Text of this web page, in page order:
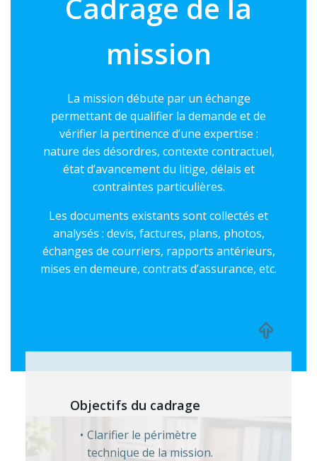
Cadrage de la
mission
La mission débute par un échange
permettant de qualifier la demande et de
vérifier la pertinence d’une expertise :
nature des désordres, contexte contractuel,
état d’avancement du litige, délais et
contraintes particulières.
Les documents existants sont collectés et
analysés : devis, factures, plans, photos,
échanges de courriers, rapports antérieurs,
mises en demeure, contrats d’assurance, etc.
Objectifs du cadrage
Clarifier le périmètre
technique de la mission.